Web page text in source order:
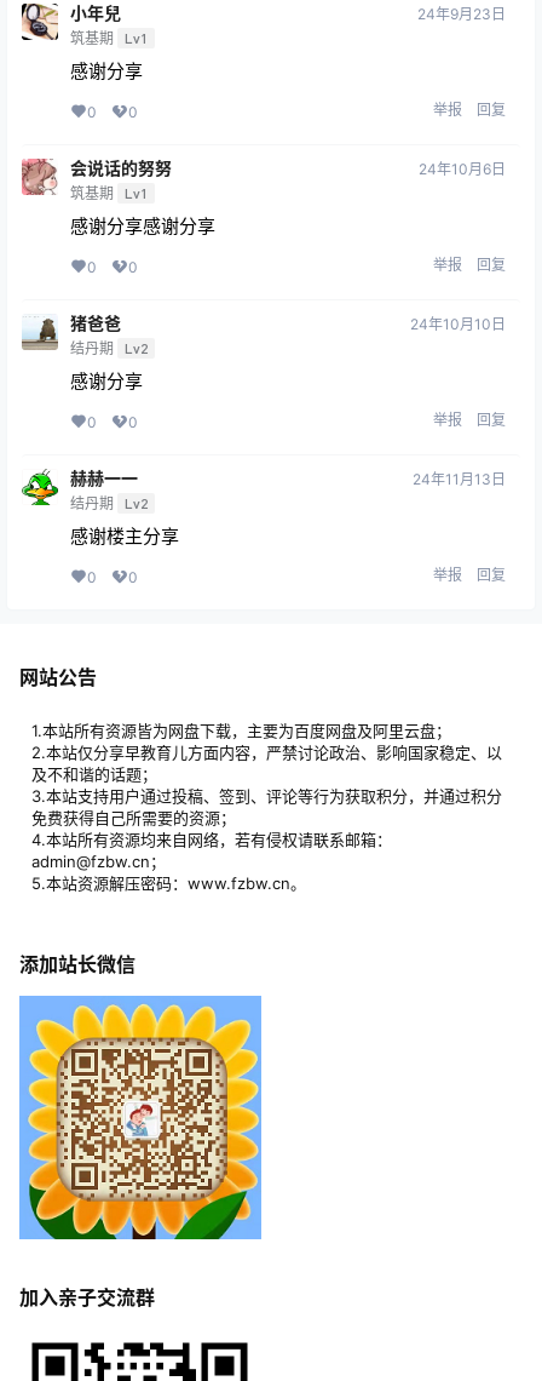
小年兒
筑基期 Lv1
24年9月23日
感谢分享
0 0 举报 回复
会说话的努努
筑基期 Lv1
24年10月6日
感谢分享感谢分享
0 0 举报 回复
猪爸爸
结丹期 Lv2
24年10月10日
感谢分享
0 0 举报 回复
赫赫一一
结丹期 Lv2
24年11月13日
感谢楼主分享
0 0 举报 回复
网站公告
1.本站所有资源皆为网盘下载，主要为百度网盘及阿里云盘；
2.本站仅分享早教育儿方面内容，严禁讨论政治、影响国家稳定、以
及不和谐的话题；
3.本站支持用户通过投稿、签到、评论等行为获取积分，并通过积分
免费获得自己所需要的资源；
4.本站所有资源均来自网络，若有侵权请联系邮箱：
admin@fzbw.cn；
5.本站资源解压密码：www.fzbw.cn。
添加站长微信
加入亲子交流群